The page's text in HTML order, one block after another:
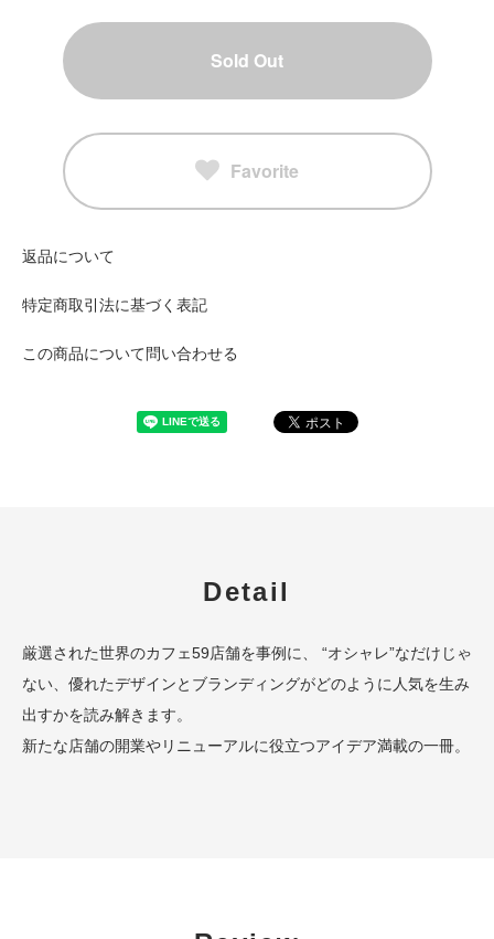
Sold Out
Favorite
返品について
特定商取引法に基づく表記
この商品について問い合わせる
Detail
厳選された世界のカフェ59店舗を事例に、 “オシャレ”なだけじゃ
ない、優れたデザインとブランディングがどのように人気を生み
出すかを読み解きます。
新たな店舗の開業やリニューアルに役立つアイデア満載の一冊。